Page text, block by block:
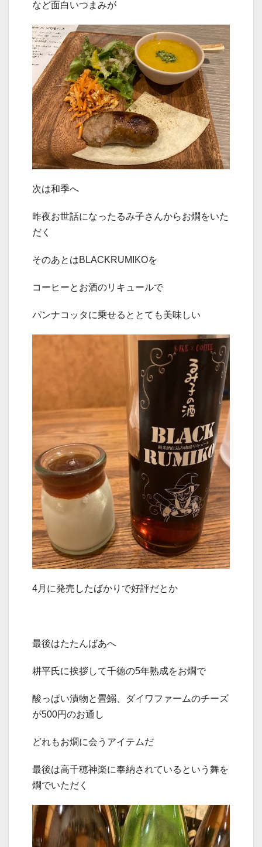
など面白いつまみが
次は和季へ
昨夜お世話になったるみ子さんからお燗をいた
だく
そのあとはBLACKRUMIKOを
コーヒーとお酒のリキュールで
パンナコッタに乗せるととても美味しい
4月に発売したばかりで好評だとか
最後はたたんばあへ
耕平氏に挨拶して千徳の5年熟成をお燗で
酸っぱい漬物と畳鰯、ダイワファームのチーズ
が500円のお通し
どれもお燗に会うアイテムだ
最後は高千穂神楽に奉納されているという舞を
燗でいただく